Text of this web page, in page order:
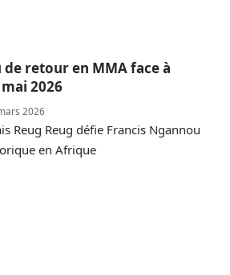
retour en MMA face à
2026
2026